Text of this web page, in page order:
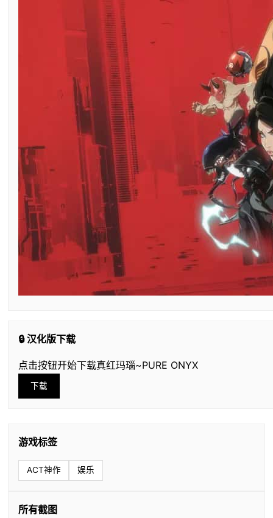
🔒 汉化版下载
点击按钮开始下载真红玛瑙~PURE ONYX
下载
游戏标签
ACT神作 娱乐
所有截图